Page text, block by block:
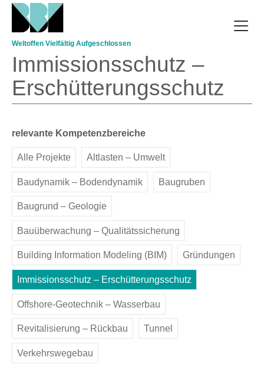
Direkt zum Inhalt
Weltoffen Vielfältig Aufgeschlossen
Immissionsschutz –
Erschütterungsschutz
relevante Kompetenzbereiche
Alle Projekte Altlasten – Umwelt
Baudynamik – Bodendynamik Baugruben
Baugrund – Geologie
Bauüberwachung – Qualitätssicherung
Building Information Modeling (BIM) Gründungen
Immissionsschutz – Erschütterungsschutz
Offshore-Geotechnik – Wasserbau
Revitalisierung – Rückbau Tunnel
Verkehrswegebau